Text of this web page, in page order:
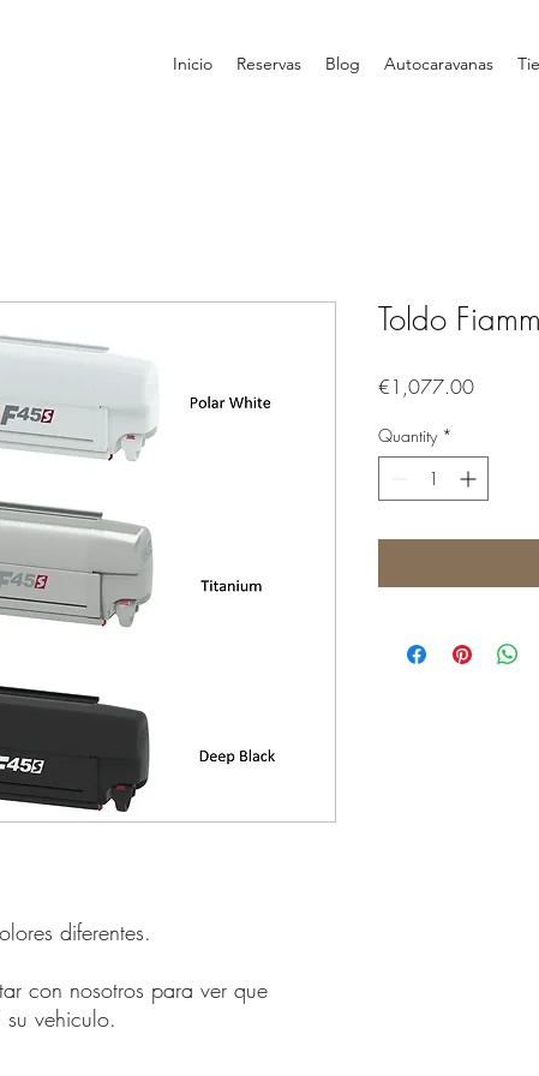
Inicio Reservas Blog Autocaravanas
diferentes.
con nosotros para ver que
vehiculo.
Toldo
€1,077.00Price
Quantity *